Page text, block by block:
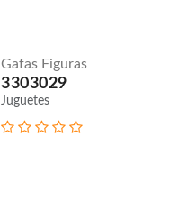
Gafas Figuras
3303029
Juguetes